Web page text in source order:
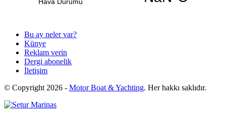
Bu ay neler var?
Künye
Reklam verin
Dergi abonelik
İletişim
© Copyright 2026 - Motor Boat & Yachting. Her hakkı saklıdır.